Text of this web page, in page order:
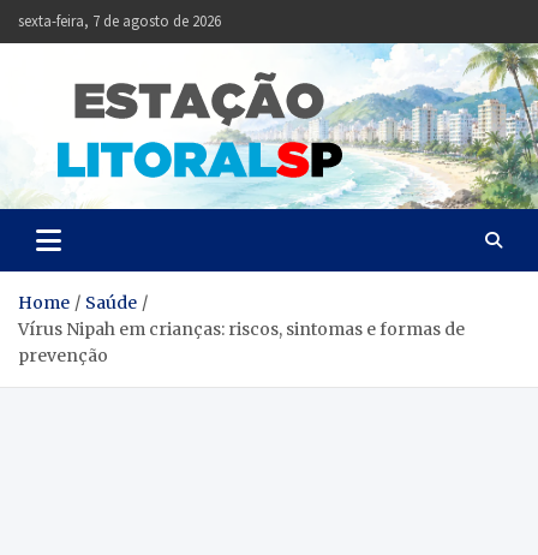
to
sexta-feira, 7 de agosto de 2026
Estação
Litoral
Notícias da Baixada
Santista
Home
Saúde
Vírus Nipah em crianças: riscos, sintomas e formas de
prevenção